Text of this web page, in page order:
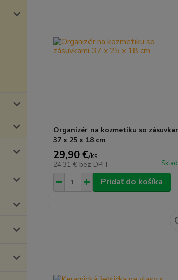
Organizér na kozmetiku so
37 x 25 x 18 cm
29,90 €/ks
24,31 € bez DPH
Pridať do košíka